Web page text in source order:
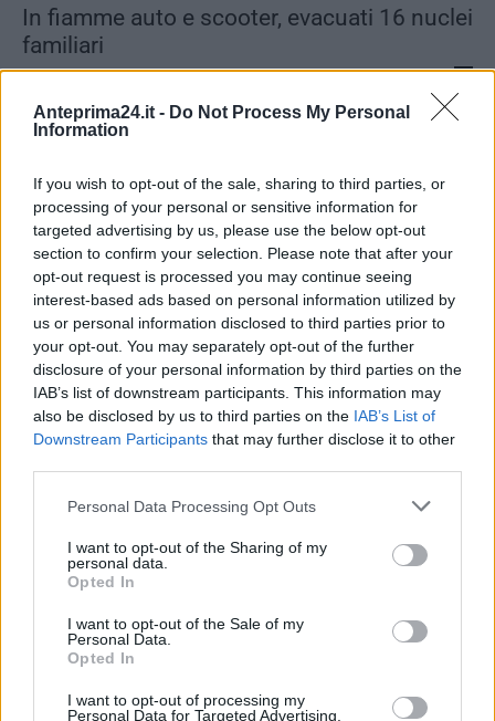
Anteprima24.it - Do Not Process My Personal
Information
If you wish to opt-out of the sale, sharing to third parties, or
processing of your personal or sensitive information for
targeted advertising by us, please use the below opt-out
section to confirm your selection. Please note that after your
opt-out request is processed you may continue seeing
interest-based ads based on personal information utilized by
us or personal information disclosed to third parties prior to
your opt-out. You may separately opt-out of the further
disclosure of your personal information by third parties on the
IAB’s list of downstream participants. This information may
also be disclosed by us to third parties on the IAB’s List of
Downstream Participants that may further disclose it to other
Please note that this website/app uses one or more Google
not limited to your visit or usage behaviour. You may click to
grant or deny consent to Google and its third-party tags to
use your data for below specified purposes in below Google
consent section.
Personal Data Processing Opt Outs
I want to opt-out of the Sharing of my
personal data.
Opted In
I want to opt-out of the Sale of my
Personal Data.
Opted In
I want to opt-out of processing my
Personal Data for Targeted Advertising.
In fiamme auto e scooter, evacuati 16 nuclei
familiari
Redazione 0
Caldo record, alla Stazione di Napoli e al
mercato di Afragola...
Redazione